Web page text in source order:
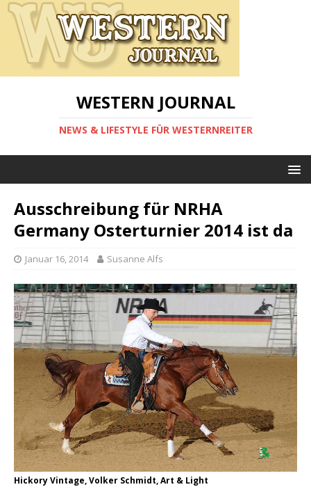
WESTERN JOURNAL
NEWS & LIFESTYLE FÜR WESTERNREITER
Ausschreibung für NRHA
Germany Osterturnier 2014 ist da
Januar 16, 2014 Susanne Alfs
Hickory Vintage, Volker Schmidt, Art & Light